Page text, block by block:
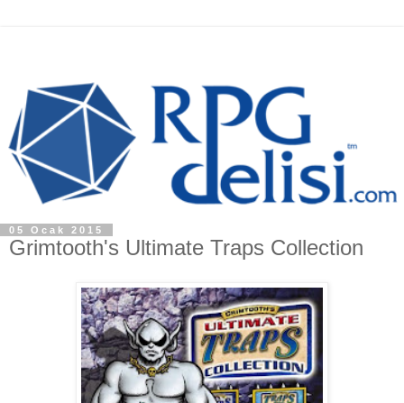
05 Ocak 2015
Grimtooth's Ultimate Traps Collection